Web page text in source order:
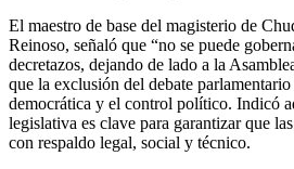
El maestro de base del magisterio de
Reinoso, señaló que “no se puede
decretazos, dejando de lado a la
que la exclusión del debate
democrática y el control político. Indicó
legislativa es clave para garantizar que
con respaldo legal, social y técnico.